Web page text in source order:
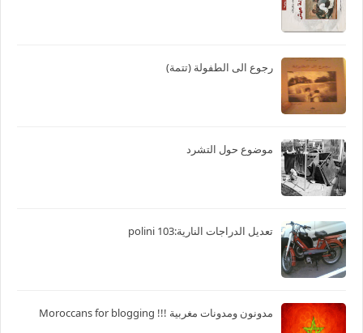
رجوع الى الطفولة (تتمة)
موضوع حول التشرد
تعديل الدراجات النارية:103 polini
مدونون ومدونات مغربية !!! Moroccans for blogging